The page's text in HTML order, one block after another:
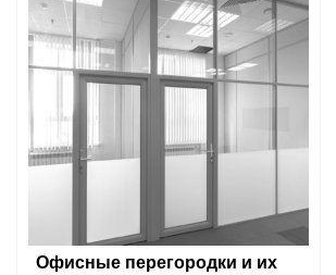
Офисные перегородки и их